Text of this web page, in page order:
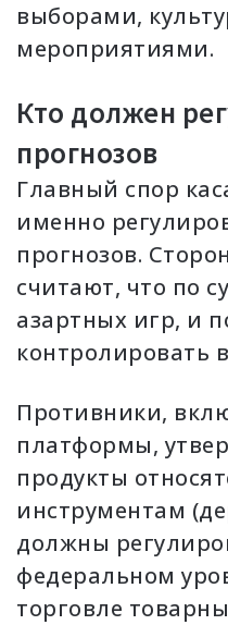
выборами,
мероприятиями.
Кто должен
прогнозов
Главный спор
именно
прогнозов.
считают, что по
азартных игр, и
контролировать
Противники,
платформы,
продукты
инструментам
должны
федеральном
торговле